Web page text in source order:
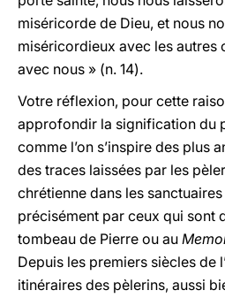
miséricorde de Dieu, et nous
miséricordieux avec les autres
avec nous » (n. 14).
Votre réflexion, pour cette
approfondir la signification du
comme l’on s’inspire des plus
des traces laissées par les
chrétienne dans les
précisément par ceux qui sont
tombeau de Pierre ou au
Depuis les premiers siècles de
itinéraires des pèlerins, aussi